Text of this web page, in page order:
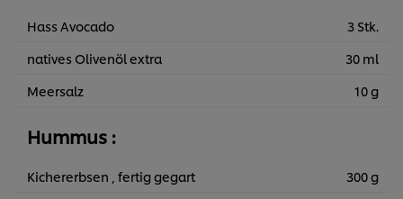
Hass Avocado
3 Stk.
natives Olivenöl extra
30 ml
Meersalz
10 g
Hummus :
Kichererbsen , fertig gegart
300 g